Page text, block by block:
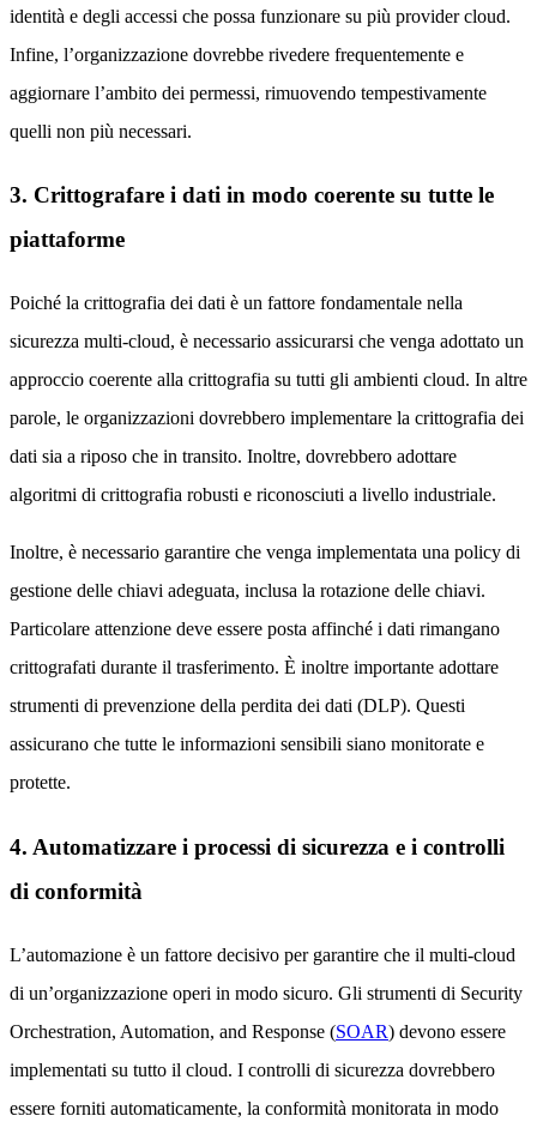
identità e degli accessi che possa funzionare su più provider cloud.
Infine, l’organizzazione dovrebbe rivedere frequentemente e
aggiornare l’ambito dei permessi, rimuovendo tempestivamente
quelli non più necessari.
3. Crittografare i dati in modo coerente su tutte le
piattaforme
Poiché la crittografia dei dati è un fattore fondamentale nella
sicurezza multi-cloud, è necessario assicurarsi che venga adottato un
approccio coerente alla crittografia su tutti gli ambienti cloud. In altre
parole, le organizzazioni dovrebbero implementare la crittografia dei
dati sia a riposo che in transito. Inoltre, dovrebbero adottare
algoritmi di crittografia robusti e riconosciuti a livello industriale.
Inoltre, è necessario garantire che venga implementata una policy di
gestione delle chiavi adeguata, inclusa la rotazione delle chiavi.
Particolare attenzione deve essere posta affinché i dati rimangano
crittografati durante il trasferimento. È inoltre importante adottare
strumenti di prevenzione della perdita dei dati (DLP). Questi
assicurano che tutte le informazioni sensibili siano monitorate e
protette.
4. Automatizzare i processi di sicurezza e i controlli
di conformità
L’automazione è un fattore decisivo per garantire che il multi-cloud
di un’organizzazione operi in modo sicuro. Gli strumenti di Security
Orchestration, Automation, and Response (SOAR) devono essere
implementati su tutto il cloud. I controlli di sicurezza dovrebbero
essere forniti automaticamente, la conformità monitorata in modo